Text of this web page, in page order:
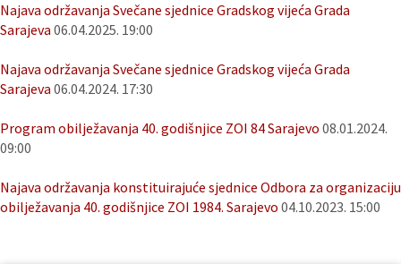
Najava održavanja Svečane sjednice Gradskog vijeća Grada
Sarajeva 06.04.2025. 19:00
Najava održavanja Svečane sjednice Gradskog vijeća Grada
Sarajeva 06.04.2024. 17:30
Program obilježavanja 40. godišnjice ZOI 84 Sarajevo 08.01.2024.
09:00
Najava održavanja konstituirajuće sjednice Odbora za organizaciju
obilježavanja 40. godišnjice ZOI 1984. Sarajevo 04.10.2023. 15:00